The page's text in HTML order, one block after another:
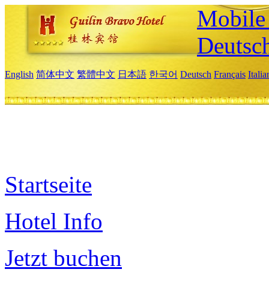
English 简体中文 繁體中文 日本語 한국어 Deutsch Français
Startseite
Hotel Info
Jetzt buchen